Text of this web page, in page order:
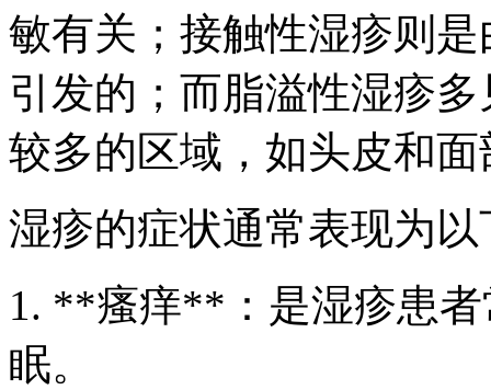
敏有关；接触性湿疹则
引发的；而脂溢性湿疹
较多的区域，如头皮和面
湿疹的症状通常表现为
1. **瘙痒**：是湿疹患
眠。